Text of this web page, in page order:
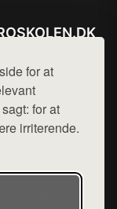
for at
for at
irriterende.
og privatlivspolitik
en række